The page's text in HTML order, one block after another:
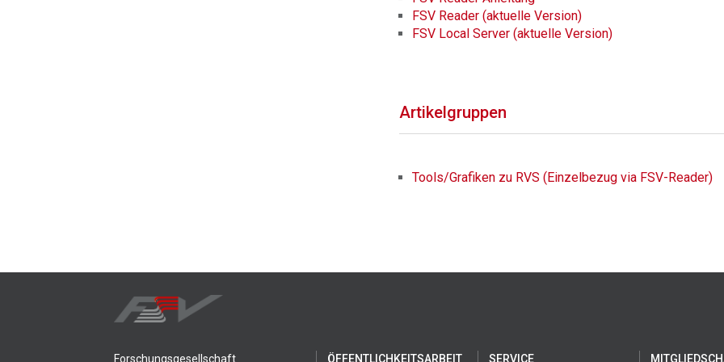
FSV Reader (aktuelle Version)
FSV Local Server (aktuelle Version)
Artikelgruppen
Tools/Grafiken zu RVS (Einzelbezug via FSV-Reader)
Forschungsgesellschaft ÖFFENTLICHKEITSARBEIT SERVICE